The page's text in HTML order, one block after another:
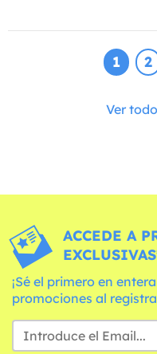
1 2
Ver
ACCEDE A
¡Sé el primero en
promociones al